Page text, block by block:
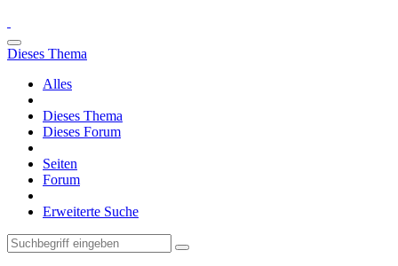
Dieses Thema
Alles
Dieses Thema
Dieses Forum
Seiten
Forum
Erweiterte Suche